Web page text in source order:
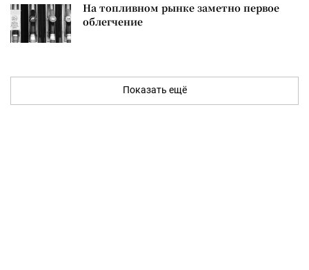
На топливном рынке заметно первое
облегчение
Показать ещё